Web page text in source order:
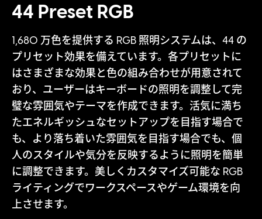
44 Preset RGB
1,680 万色を提供する RGB 照明システムは、44 の
プリセット効果を備えています。各プリセットに
はさまざまな効果と色の組み合わせが用意されて
おり、ユーザーはキーボードの照明を調整して完
璧な雰囲気やテーマを作成できます。活気に満ち
たエネルギッシュなセットアップを目指す場合で
も、より落ち着いた雰囲気を目指す場合でも、個
人のスタイルや気分を反映するように照明を簡単
に調整できます。美しくカスタマイズ可能な RGB
ライティングでワークスペースやゲーム環境を向
上させます。